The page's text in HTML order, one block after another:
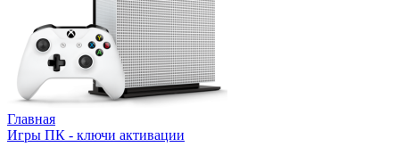
Главная
Игры ПК - ключи активации